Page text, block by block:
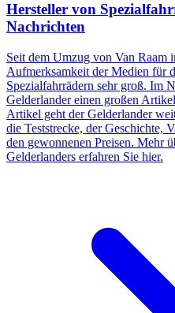
Hersteller von
Nachrichten
Seit dem Umzug von Van Raam
Aufmerksamkeit der Medien für
Spezialfahrrädern sehr groß. Im
Gelderlander einen großen
Artikel geht der Gelderlander
die Teststrecke, der Geschichte,
den gewonnenen Preisen. Mehr
Gelderlanders erfahren Sie hier.